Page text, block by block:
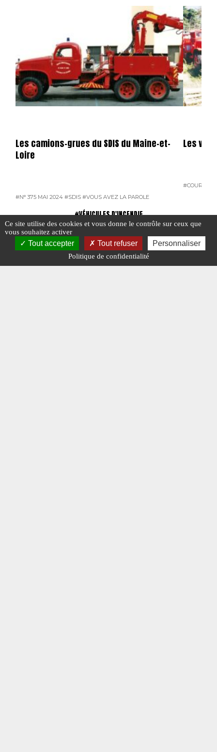
Les camions-grues du SDIS du Maine-et-
Loire
#N° 375 MAI 2024 #SDIS #VOUS AVEZ LA PAROLE
Les
#COURRIER
#VÉHICULES D'INCENDIE
Ce site utilise des cookies et vous donne le contrôle sur ceux que
vous souhaitez activer
Tout accepter Tout refuser Personnaliser
Politique de confidentialité